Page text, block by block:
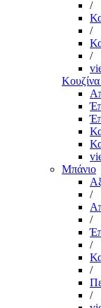
/
/
/
Μπάνιο
/
/
/
/
/